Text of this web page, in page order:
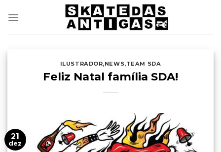
ILUSTRADOR,NEWS,TEAM SDA
Feliz Natal família SDA!
21
dez